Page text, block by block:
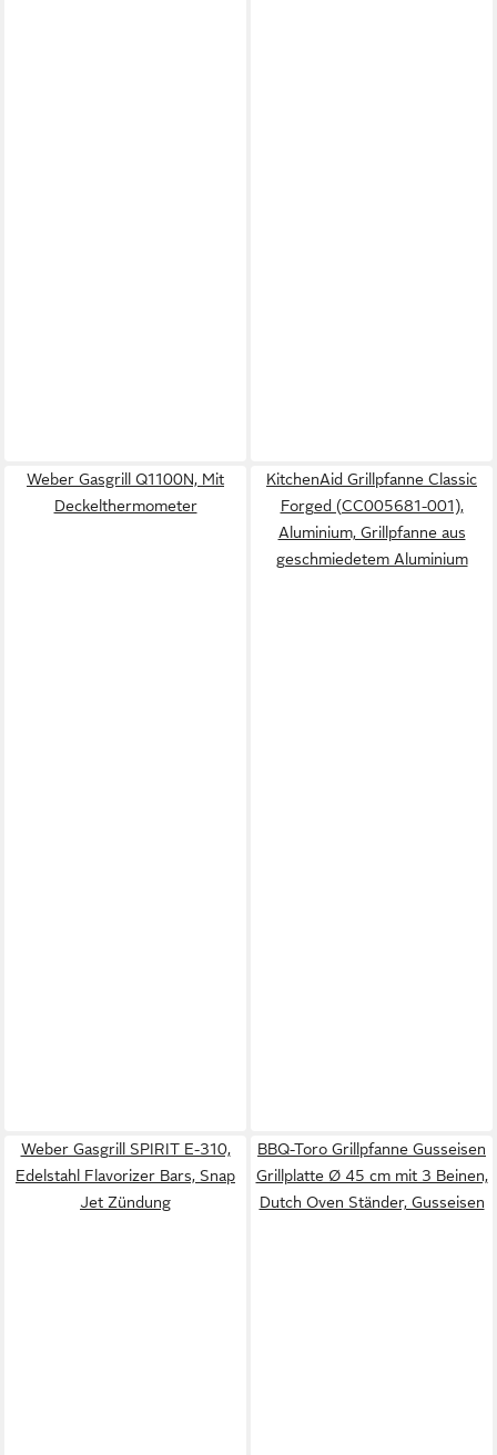
Weber Gasgrill Q1100N, Mit
Deckelthermometer
KitchenAid Grillpfanne Classic
Forged (CC005681-001),
Aluminium, Grillpfanne aus
geschmiedetem Aluminium
Weber Gasgrill SPIRIT E-310,
Edelstahl Flavorizer Bars, Snap
Jet Zündung
BBQ-Toro Grillpfanne Gusseisen
Grillplatte Ø 45 cm mit 3 Beinen,
Dutch Oven Ständer, Gusseisen